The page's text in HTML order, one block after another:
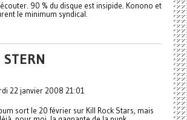
90 % du disque est insipide. Konono et
le minimum syndical.
22 janvier 2008 21:01
sort le 20 février sur Kill Rock Stars, mais